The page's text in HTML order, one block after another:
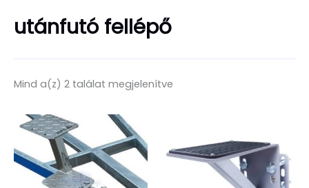
utánfutó fellépő
Mind a(z) 2 találat megjelenítve